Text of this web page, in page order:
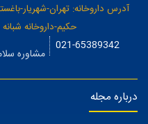
آدرس داروخانه: تهران-شهریار-
حکیم-داروخانه
021-65389342
مشاوره
درباره مجله